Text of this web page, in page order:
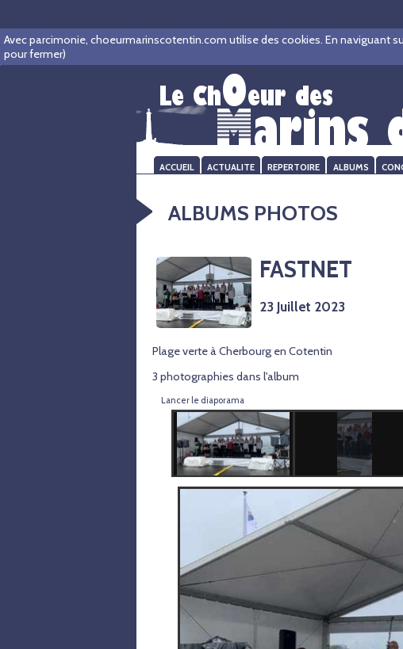
Avec parcimonie, choeurmarinscotentin.com utilise des cookies. En naviguant
pour fermer)
ACCUEIL ACTUALITE REPERTOIRE ALBUMS
ALBUMS PHOTOS
FASTNET
23 Juillet 2023
Plage verte à Cherbourg en Cotentin
3 photographies dans l'album
Lancer le diaporama